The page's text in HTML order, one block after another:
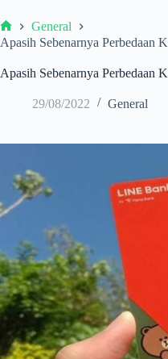
Beranda
General
Apasih Sebenarnya Perbedaan
Apasih Sebenarnya Perbedaan
29/08/2022 General